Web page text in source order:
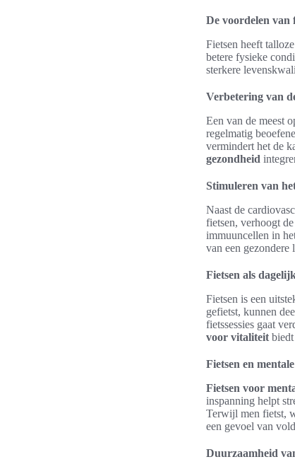
De voordelen van
Fietsen heeft
betere fysieke
sterkere
Verbetering van
Een van de meest
regelmatig
vermindert het de
gezondheid
Stimuleren van
Naast de
fietsen, verhoogt
immuuncellen in
van een gezondere
Fietsen als
Fietsen is een
gefietst, kunnen
fietssessies gaat
voor vitaliteit
Fietsen en
Fietsen voor
inspanning helpt
Terwijl men fietst,
een gevoel van
Duurzaamheid